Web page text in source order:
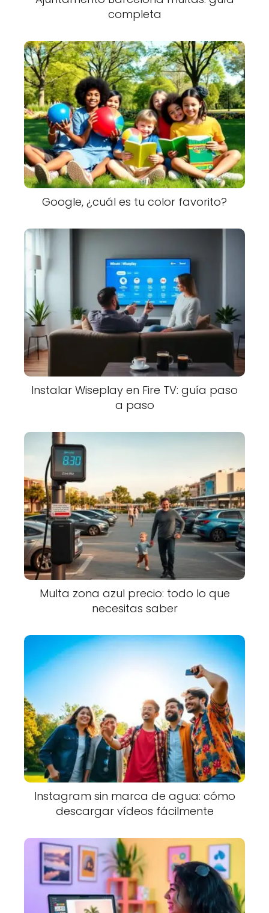
completa
Google, ¿cuál es tu color favorito?
Instalar Wiseplay en Fire TV: guía paso
a paso
Multa zona azul precio: todo lo que
necesitas saber
Instagram sin marca de agua: cómo
descargar vídeos fácilmente